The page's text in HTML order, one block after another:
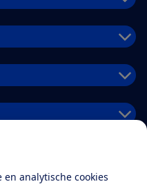
en analytische cookies